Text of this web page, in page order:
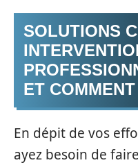
SOLUTIONS
ET
En dépit de vos
ayez besoin de